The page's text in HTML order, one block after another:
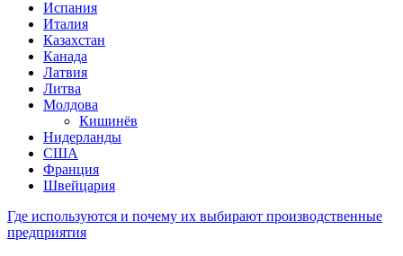
Испания
Италия
Казахстан
Канада
Латвия
Литва
Молдова
Кишинёв
Нидерланды
США
Франция
Швейцария
Где используются и почему их выбирают производственные
предприятия